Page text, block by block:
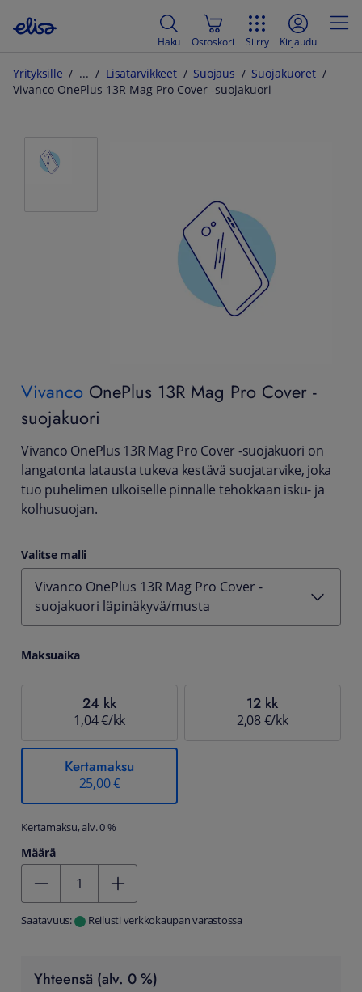
Haku Ostoskori Siirry Kirjaudu
Yrityksille Lisätarvikkeet Suojaus
Suojakuoret
Vivanco OnePlus 13R Mag Pro Cover -suojakuori
Vivanco OnePlus 13R Mag Pro Cover -
suojakuori
Vivanco OnePlus 13R Mag Pro Cover -suojakuori on
langatonta latausta tukeva kestävä suojatarvike, joka
tuo puhelimen ulkoiselle pinnalle tehokkaan isku- ja
kolhusuojan.
Valitse malli
Vivanco OnePlus 13R Mag Pro Cover -
suojakuori läpinäkyvä/musta
Maksuaika
24 kk
1,04 €/kk
12 kk
2,08 €/kk
Kertamaksu
25,00 €
Kertamaksu, alv. 0 %
Määrä
Saatavuus: Reilusti verkkokaupan varastossa
Yhteensä (alv. 0 %)